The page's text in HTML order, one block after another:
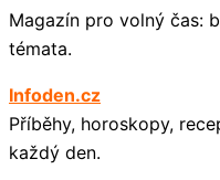
Magazín pro volný čas:
témata.
Infoden.cz
Příběhy, horoskopy,
každý den.